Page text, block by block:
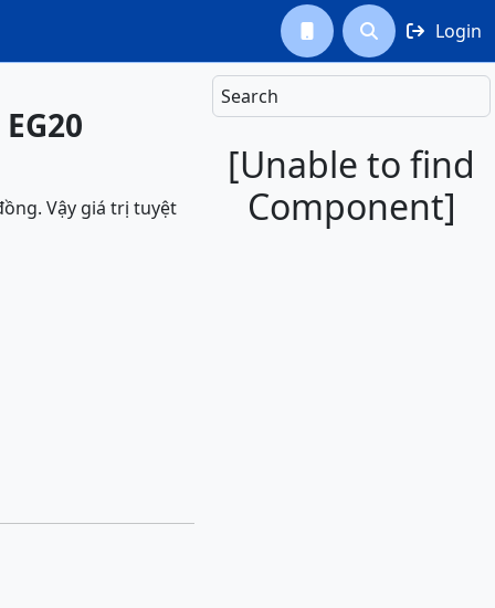
  Login
Search
[Unable to find
Component]
Vậy giá trị tuyệt